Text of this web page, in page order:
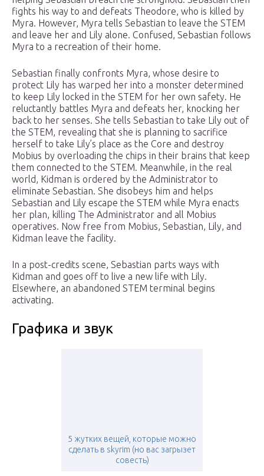
fights his way to and defeats Theodore, who is killed by
Myra. However, Myra tells Sebastian to leave the STEM
and leave her and Lily alone. Confused, Sebastian follows
Myra to a recreation of their home.
Sebastian finally confronts Myra, whose desire to
protect Lily has warped her into a monster determined
to keep Lily locked in the STEM for her own safety. He
reluctantly battles Myra and defeats her, knocking her
back to her senses. She tells Sebastian to take Lily out of
the STEM, revealing that she is planning to sacrifice
herself to take Lily’s place as the Core and destroy
Mobius by overloading the chips in their brains that keep
them connected to the STEM. Meanwhile, in the real
world, Kidman is ordered by the Administrator to
eliminate Sebastian. She disobeys him and helps
Sebastian and Lily escape the STEM while Myra enacts
her plan, killing The Administrator and all Mobius
operatives. Now free from Mobius, Sebastian, Lily, and
Kidman leave the facility.
In a post-credits scene, Sebastian parts ways with
Kidman and goes off to live a new life with Lily.
Elsewhere, an abandoned STEM terminal begins
activating.
Графика и звук
5 жутких вещей, которые можно
сделать в skyrim (но вас загрызет
совесть)